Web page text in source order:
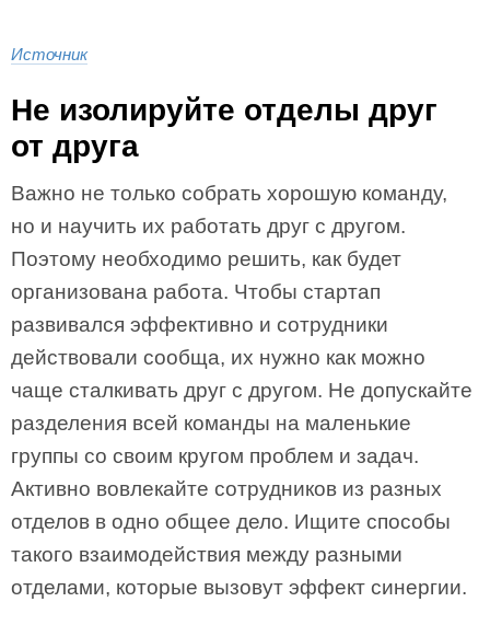
Источник
Не изолируйте отделы друг
от друга
Важно не только собрать хорошую команду,
но и научить их работать друг с другом.
Поэтому необходимо решить, как будет
организована работа. Чтобы стартап
развивался эффективно и сотрудники
действовали сообща, их нужно как можно
чаще сталкивать друг с другом. Не допускайте
разделения всей команды на маленькие
группы со своим кругом проблем и задач.
Активно вовлекайте сотрудников из разных
отделов в одно общее дело. Ищите способы
такого взаимодействия между разными
отделами, которые вызовут эффект синергии.